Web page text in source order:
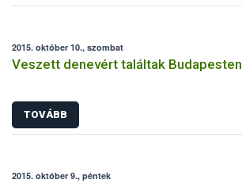
2015. október 10., szombat
Veszett denevért találtak Budapesten
TOVÁBB
2015. október 9., péntek